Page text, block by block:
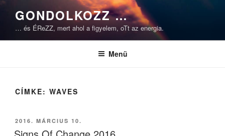
Tartalomhoz
GONDOLKOZZ …
… és ÉReZZ, mert ahol a figyelem, oTt az energia.
Menü
CÍMKE: WAVES
BEKÜLDVE:
2016. MÁRCIUS 10.